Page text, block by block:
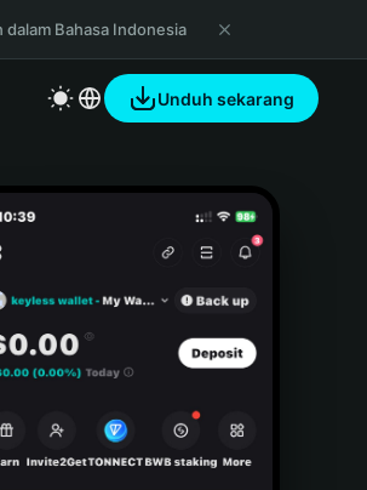
dalam Bahasa Indonesia
Unduh sekarang